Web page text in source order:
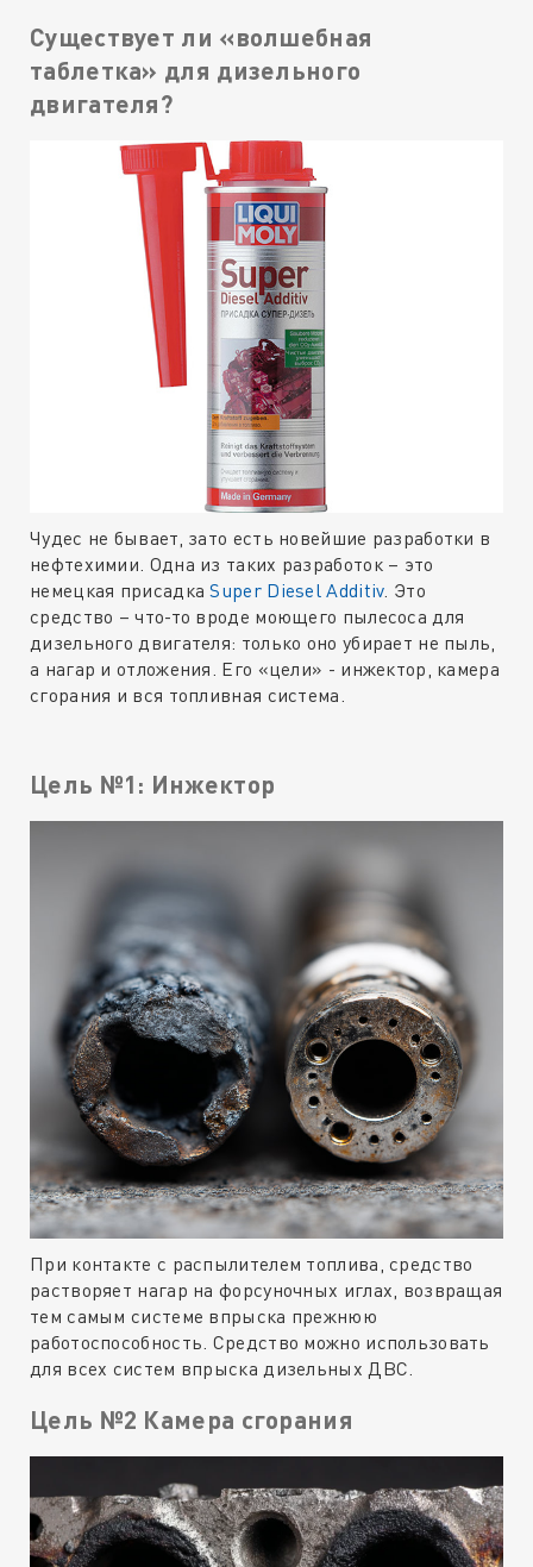
Существует ли «волшебная
таблетка» для дизельного
двигателя?
Чудес не бывает, зато есть новейшие разработки в
нефтехимии. Одна из таких разработок – это
немецкая присадкаSuper Diesel Additiv. Это
средство – что-то вроде моющего пылесоса для
дизельного двигателя: только оно убирает не пыль,
а нагар и отложения. Его «цели» - инжектор, камера
сгорания и вся топливная система.
Цель №1: Инжектор
При контакте с распылителем топлива, средство
растворяет нагар на форсуночных иглах, возвращая
тем самым системе впрыска прежнюю
работоспособность. Средство можно использовать
для всех систем впрыска дизельных ДВС.
Цель №2 Камера сгорания